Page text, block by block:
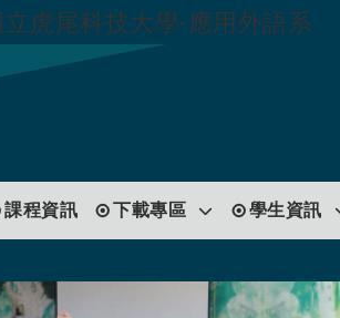
立虎尾科技大學-應用外語系
跳到主要內容
課程資訊 下載專區 學生資訊